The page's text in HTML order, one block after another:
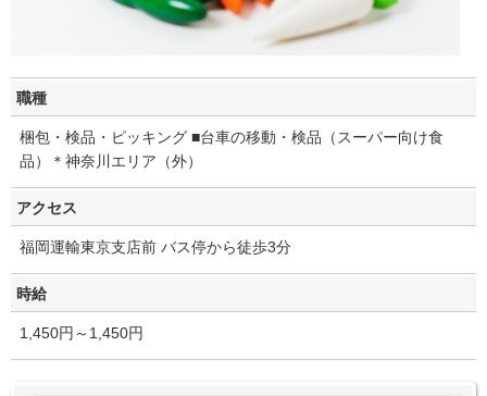
職種
梱包・検品・ピッキング ■台車の移動・検品（スーパー向け食
品）＊神奈川エリア（外）
アクセス
福岡運輸東京支店前 バス停から徒歩3分
時給
1,450円～1,450円